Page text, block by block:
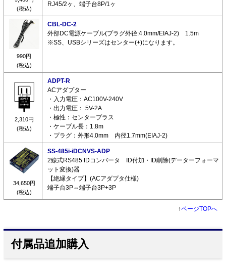
(税込)
RJ45/2ヶ、端子台8P/1ヶ
990円
(税込)
CBL-DC-2
外部DC電源ケーブル(プラグ外径:4.0mm/EIAJ-2) 1.5m
※SS、USBシリーズはセンター(+)になります。
2,310円
(税込)
ADPT-R
ACアダプター
・入力電圧：AC100V-240V
・出力電圧： 5V-2A
・極性：センタープラス
・ケーブル長：1.8m
・プラグ：外形4.0mm 内径1.7mm(EIAJ-2)
34,650円
(税込)
SS-485i-iDCNVS-ADP
2線式RS485 IDコンバータ ID付加・ID削除(データーフォーマ
ット変換)器
【絶縁タイプ】(ACアダプタ仕様)
端子台3P⇔端子台3P+3P
↑ページTOPへ
付属品追加購入